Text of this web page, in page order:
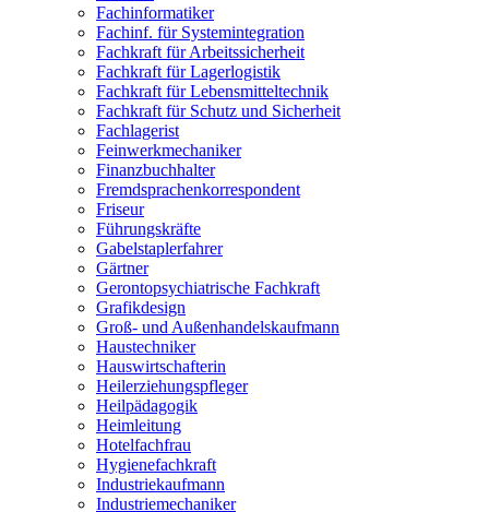
Fachinformatiker
Fachinf. für Systemintegration
Fachkraft für Arbeitssicherheit
Fachkraft für Lagerlogistik
Fachkraft für Lebensmitteltechnik
Fachkraft für Schutz und Sicherheit
Fachlagerist
Feinwerkmechaniker
Finanzbuchhalter
Fremdsprachenkorrespondent
Friseur
Führungskräfte
Gabelstaplerfahrer
Gärtner
Gerontopsychiatrische Fachkraft
Grafikdesign
Groß- und Außenhandelskaufmann
Haustechniker
Hauswirtschafterin
Heilerziehungspfleger
Heilpädagogik
Heimleitung
Hotelfachfrau
Hygienefachkraft
Industriekaufmann
Industriemechaniker